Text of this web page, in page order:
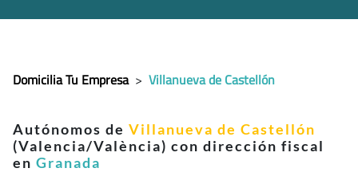
Domicilia Tu Empresa > Villanueva de Castellón
Autónomos de Villanueva de Castellón
(Valencia/València) con dirección fiscal
en Granada